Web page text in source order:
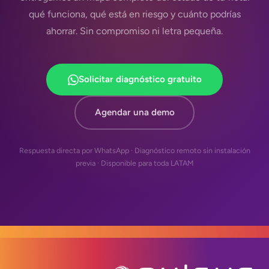
qué funciona, qué está en riesgo y cuánto podrías
ahorrar. Sin compromiso ni letra pequeña.
Solicitar diagnóstico gratuito
Agendar una demo
Respuesta directa por WhatsApp · Diagnóstico remoto sin instalación
previa · Disponible para toda LATAM